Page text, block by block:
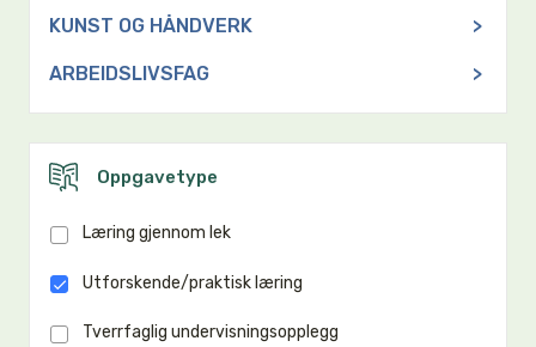
KUNST OG HÅNDVERK >
ARBEIDSLIVSFAG >
Oppgavetype
Læring gjennom lek
Utforskende/praktisk læring
Tverrfaglig undervisningsopplegg